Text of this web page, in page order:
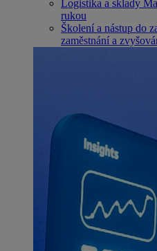
Logistika a sklady
rukou
Školení a nástup do
zaměstnání a